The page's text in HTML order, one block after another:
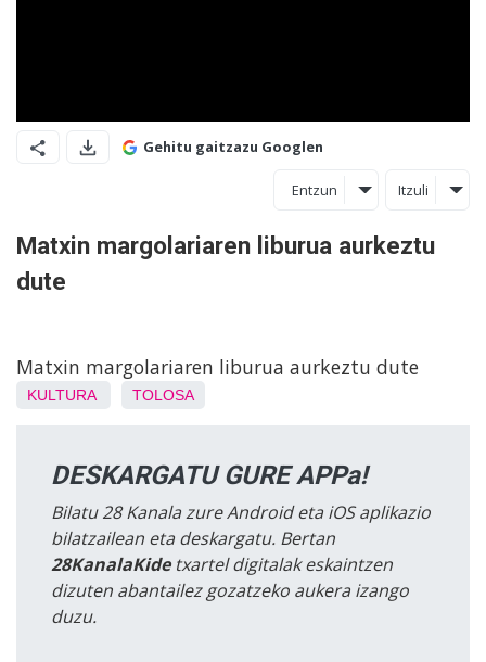
Gehitu gaitzazu Googlen
Entzun Itzuli
Matxin margolariaren liburua aurkeztu
dute
Matxin margolariaren liburua aurkeztu dute
KULTURA TOLOSA
DESKARGATU GURE APPa!
Bilatu 28 Kanala zure Android eta iOS aplikazio
bilatzailean eta deskargatu. Bertan
28KanalaKidetxartel digitalak eskaintzen
dizuten abantailez gozatzeko aukera izango
duzu.